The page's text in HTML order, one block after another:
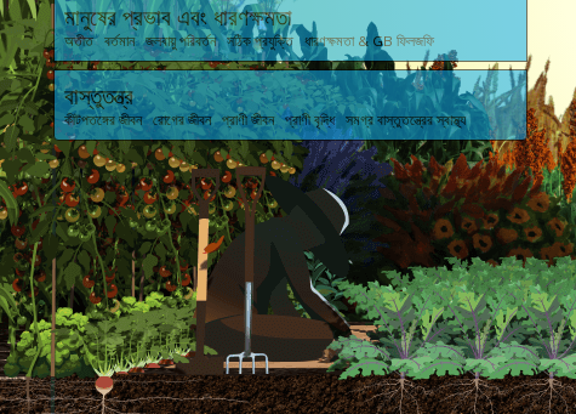
মানুষের প্রভাব এবং ধারণক্ষমতা
অতীত বর্তমান জলবায়ু পরিবর্তন সঠিক প্রযুক্তি ধারণক্ষমতা & GB ফিলজফি
বাস্তুতন্ত্র
কীটপতঙ্গের জীবন রোগের জীবন প্রাণী জীবন প্রাণী বৃদ্ধি সমগ্র বাস্তুতন্ত্রের স্বাস্থ্য